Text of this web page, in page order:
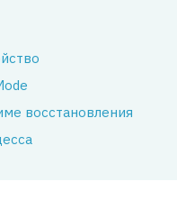
восстановления